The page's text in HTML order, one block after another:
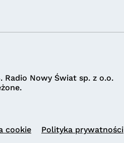
Nowy Świat sp. z o.o.
cookie Polityka prywatności